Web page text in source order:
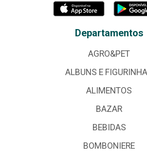
Departamentos
AGRO&PET
ALBUNS E
ALIMENTOS
BAZAR
BEBIDAS
BOMBONIERE